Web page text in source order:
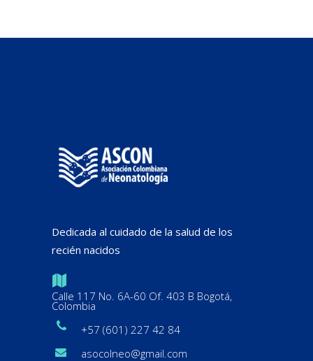
Dedicada al cuidado de la salud de los
recién nacidos
Calle 117 No. 6A-60 Of. 403 B Bogotá,
Colombia
+57 (601) 227 42 84
asocolneo@gmail.com